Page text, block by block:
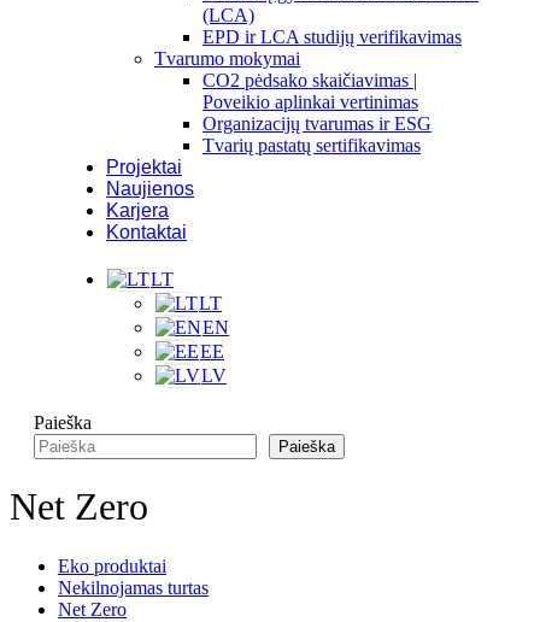
(LCA)
EPD ir LCA studijų verifikavimas
Tvarumo mokymai
CO2 pėdsako skaičiavimas |
Poveikio aplinkai vertinimas
Organizacijų tvarumas ir ESG
Tvarių pastatų sertifikavimas
Projektai
Naujienos
Karjera
Kontaktai
LT
LT
EN
EE
LV
Paieška
Paieška
Net Zero
Eko produktai
Nekilnojamas turtas
Net Zero